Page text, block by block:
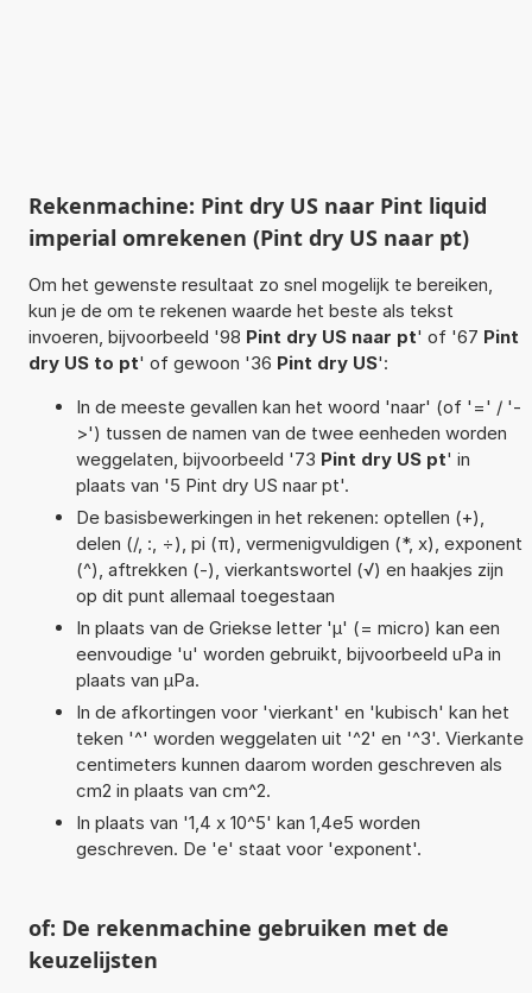
Rekenmachine: Pint dry US naar Pint liquid
imperial omrekenen (Pint dry US naar pt)
Om het gewenste resultaat zo snel mogelijk te bereiken,
kun je de om te rekenen waarde het beste als tekst
invoeren, bijvoorbeeld '98 Pint dry US naar pt' of '67 Pint
dry US to pt' of gewoon '36 Pint dry US':
In de meeste gevallen kan het woord 'naar' (of '=' / '-
>') tussen de namen van de twee eenheden worden
weggelaten, bijvoorbeeld '73 Pint dry US pt' in
plaats van '5 Pint dry US naar pt'.
De basisbewerkingen in het rekenen: optellen (+),
delen (/, :, ÷), pi (π), vermenigvuldigen (*, x), exponent
(^), aftrekken (-), vierkantswortel (√) en haakjes zijn
op dit punt allemaal toegestaan
In plaats van de Griekse letter 'µ' (= micro) kan een
eenvoudige 'u' worden gebruikt, bijvoorbeeld uPa in
plaats van µPa.
In de afkortingen voor 'vierkant' en 'kubisch' kan het
teken '^' worden weggelaten uit '^2' en '^3'. Vierkante
centimeters kunnen daarom worden geschreven als
cm2 in plaats van cm^2.
In plaats van '1,4 x 10^5' kan 1,4e5 worden
geschreven. De 'e' staat voor 'exponent'.
of: De rekenmachine gebruiken met de
keuzelijsten